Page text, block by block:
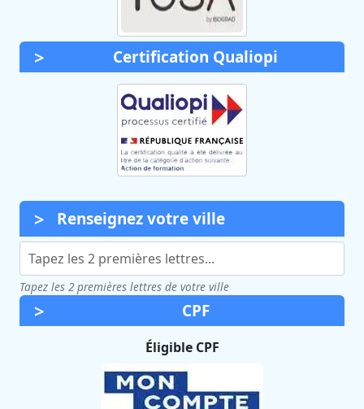
Certification Qualiopi
Renseignez votre ville
Tapez les 2 premières lettres de votre ville
CPF
Éligible CPF